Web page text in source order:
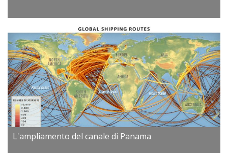
L'ampliamento del canale di Panama